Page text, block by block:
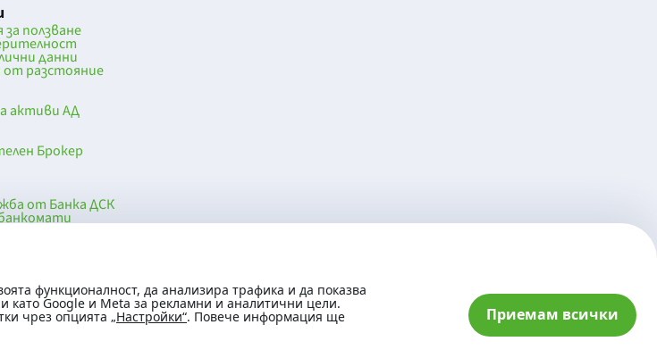
функционалност, да анализира трафика и да показва
като Google и Meta за рекламни и аналитични цели.
чрез опцията „Настройки“. Повече информация ще Приемам всички
за ползване
данни
от разстояние
активи АД
Брокер
от Банка ДСК
© 2026 „Банка ДСК“ АД